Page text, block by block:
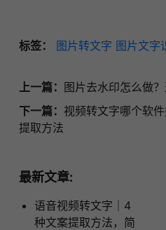
标签： 图片转文字 图片文字
上一篇： 图片去水印怎么做
下一篇： 视频转文字哪个软
提取方法
最新文章:
语音视频转文字｜4
种文案提取方法，简